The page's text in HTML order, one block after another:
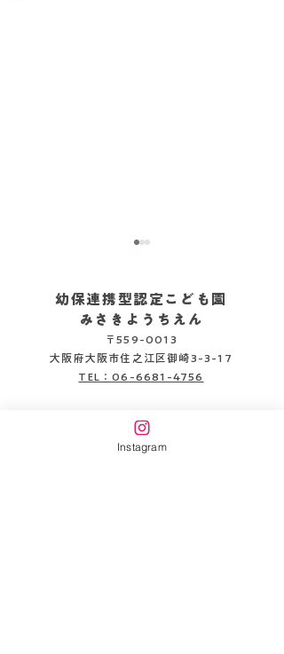
2026.08.05
幼保連携型認定こども園
みさきようちえん
〒559-0013
大阪府大阪市住之江区御崎3-3-17
TEL：06-6681-4756
企業主導型保育施設
みさきピッコロ保育園
Instagram